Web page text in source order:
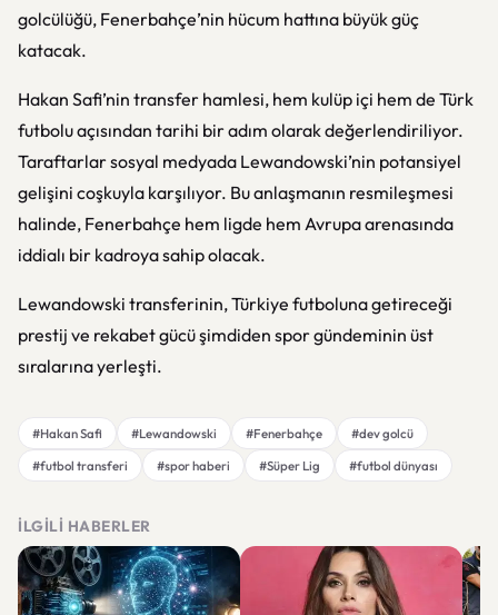
golcülüğü, Fenerbahçe’nin hücum hattına büyük güç
katacak.
Hakan Safi’nin transfer hamlesi, hem kulüp içi hem de Türk
futbolu açısından tarihi bir adım olarak değerlendiriliyor.
Taraftarlar sosyal medyada Lewandowski’nin potansiyel
gelişini coşkuyla karşılıyor. Bu anlaşmanın resmileşmesi
halinde, Fenerbahçe hem ligde hem Avrupa arenasında
iddialı bir kadroya sahip olacak.
Lewandowski transferinin, Türkiye futboluna getireceği
prestij ve rekabet gücü şimdiden spor gündeminin üst
sıralarına yerleşti.
#Hakan Safi #Lewandowski #Fenerbahçe
#dev golcü
#futbol transferi
#spor haberi #Süper Lig #futbol dünyası
İLGILI HABERLER